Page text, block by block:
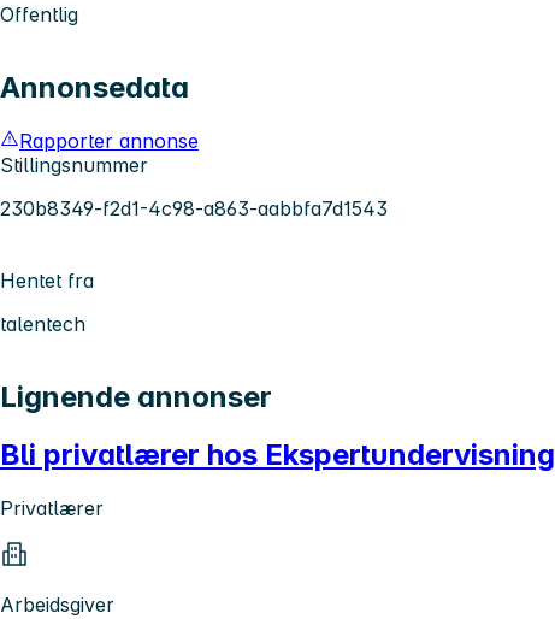
Offentlig
Annonsedata
Rapporter annonse
Stillingsnummer
230b8349-f2d1-4c98-a863-aabbfa7d1543
Hentet fra
talentech
Lignende annonser
Bli privatlærer hos Ekspertundervisning
Privatlærer
Arbeidsgiver